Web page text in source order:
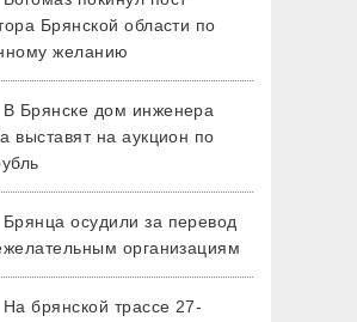
Брянской области по
желанию
В Брянске дом инженера
выставят на аукцион по
Брянца осудили за перевод
организациям
На брянской трассе 27-